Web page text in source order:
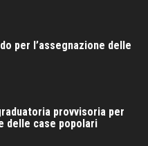
per l’assegnazione delle
provvisoria per
delle case popolari